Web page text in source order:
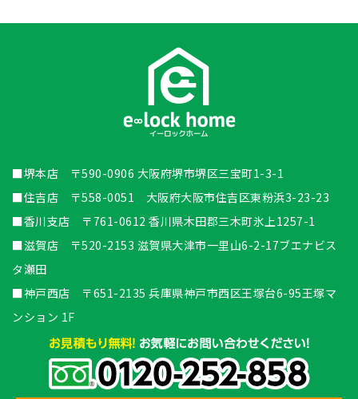
■堺本店 〒590-0906 大阪府堺市堺区三宝町1-3-1
■住吉店 〒558-0051 大阪府大阪市住吉区東粉浜3-23-23
■香川支店 〒761-0612 香川県木田郡三木町氷上1257-1
■滋賀店 〒520-2153 滋賀県大津市一里山6-2-17ブエナビス
タ瀬田
■神戸西店 〒651-2135 兵庫県神戸市西区王塚台6-95王塚マ
ンション 1F